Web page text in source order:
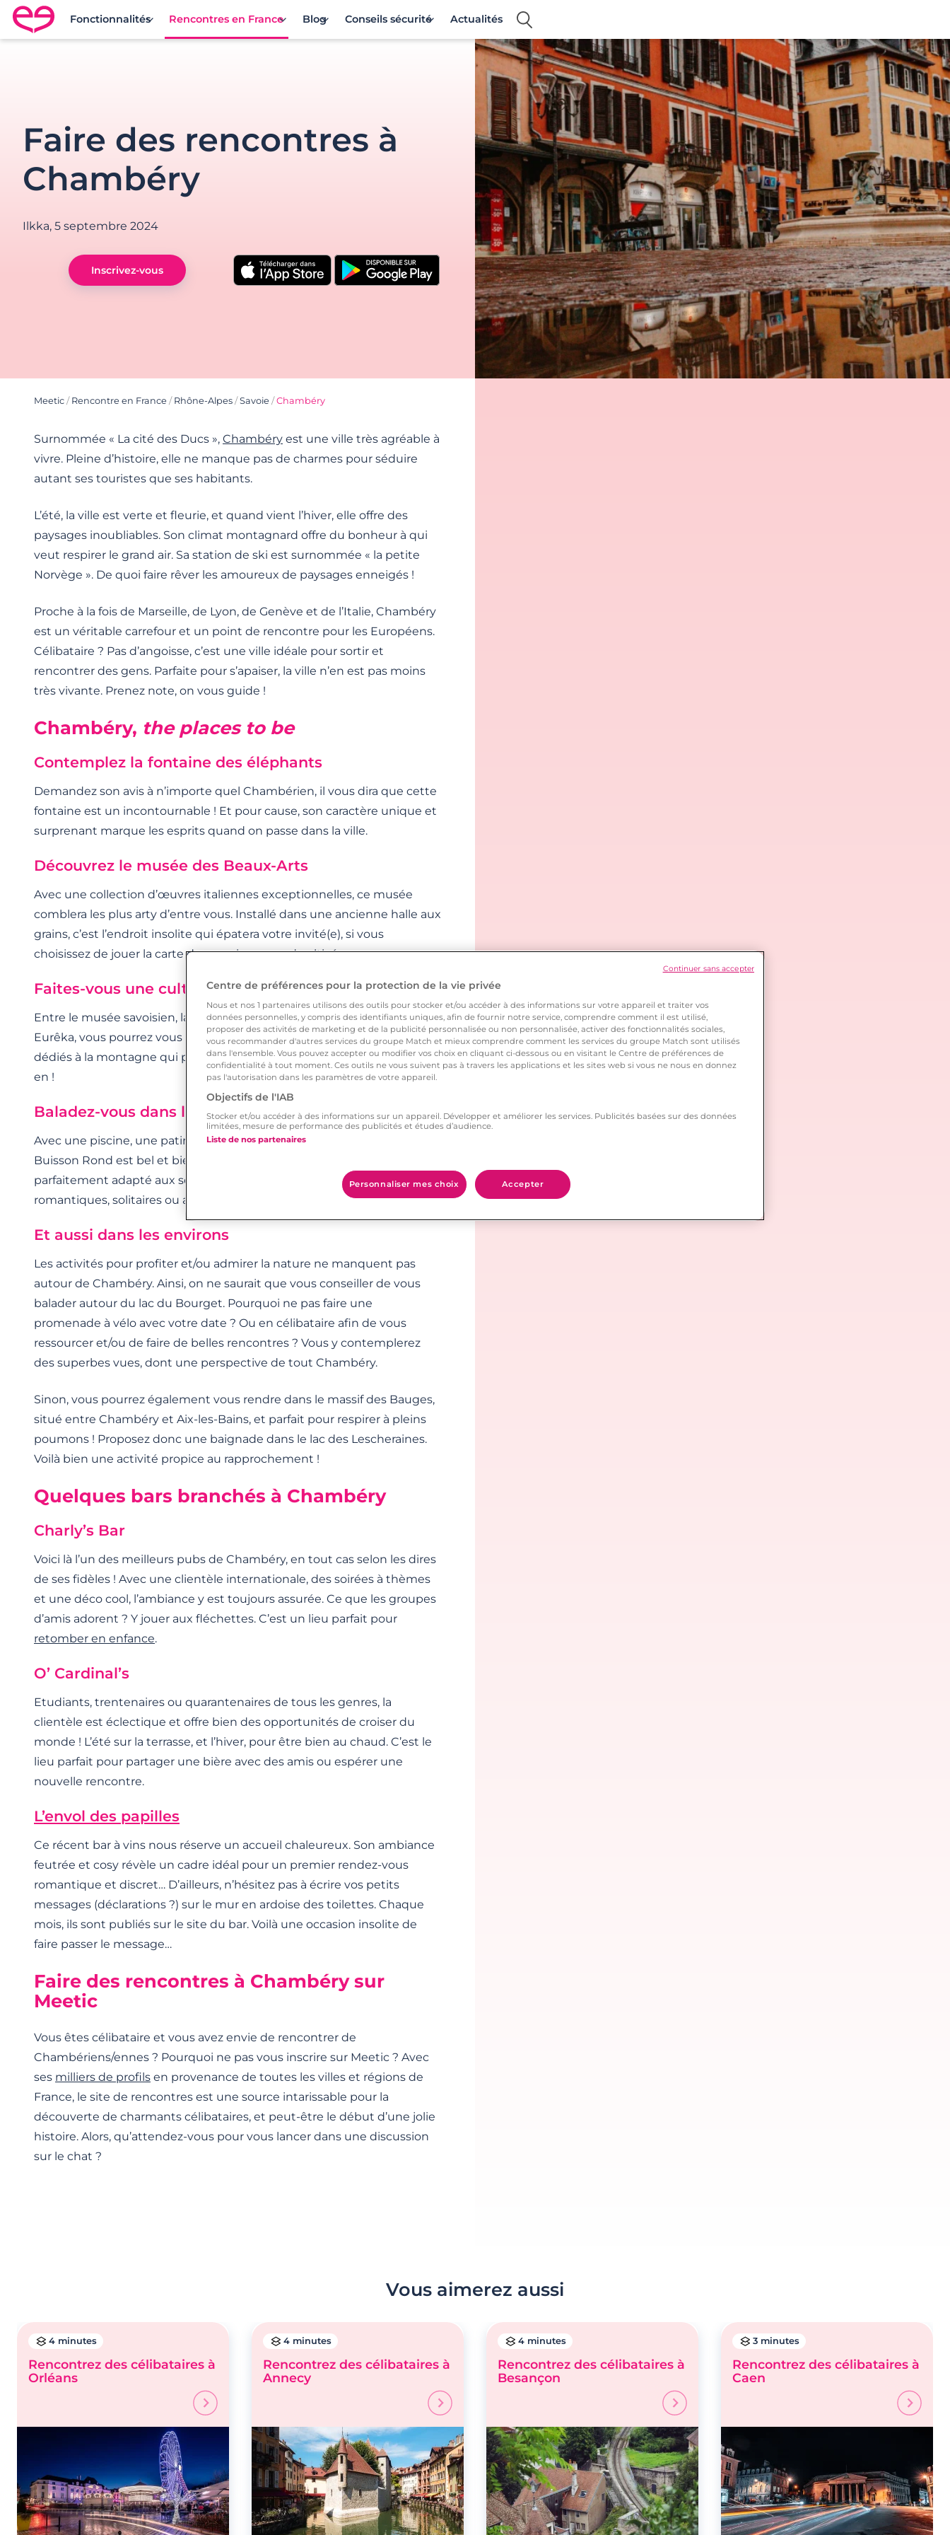
Rencontre en France avec Meetic
Fonctionnalités Rencontres en France Blog Conseils sécurité Actualités
Faire des rencontres à
Chambéry
Ilkka, 5 septembre 2024
Inscrivez-vous
Meetic / Rencontre en France / Rhône-Alpes /Savoie /Chambéry
Surnommée « La cité des Ducs », Chambéry est une ville très agréable à
vivre. Pleine d’histoire, elle ne manque pas de charmes pour séduire
autant ses touristes que ses habitants.
L’été, la ville est verte et fleurie, et quand vient l’hiver, elle offre des
paysages inoubliables. Son climat montagnard offre du bonheur à qui
veut respirer le grand air. Sa station de ski est surnommée « la petite
Norvège ». De quoi faire rêver les amoureux de paysages enneigés !
Proche à la fois de Marseille, de Lyon, de Genève et de l’Italie, Chambéry
est un véritable carrefour et un point de rencontre pour les Européens.
Célibataire ? Pas d’angoisse, c’est une ville idéale pour sortir et
rencontrer des gens. Parfaite pour s’apaiser, la ville n’en est pas moins
très vivante. Prenez note, on vous guide !
Chambéry, the places to be
Contemplez la fontaine des éléphants
Demandez son avis à n’importe quel Chambérien, il vous dira que cette
fontaine est un incontournable ! Et pour cause, son caractère unique et
surprenant marque les esprits quand on passe dans la ville.
Découvrez le musée des Beaux-Arts
Avec une collection d’œuvres italiennes exceptionnelles, ce musée
comblera les plus arty d’entre vous. Installé dans une ancienne halle aux
grains, c’est l’endroit insolite qui épatera votre invité(e), si vous
choisissez de jouer la carte dupremier rencard cultivé.
Faites-vous une culture 100% montagnarde
Entre le musée savoisien, la maison des parcs ou encore la galerie
Eurêka, vous pourrez vous instruire ou vous distraire dans les lieux
dédiés à la montagne qui peuplent la ville. Le ski y est roi, alors profitez-
en !
Baladez-vous dans les parcs
Avec une piscine, une patinoire, un château, des chevaux… le parc de
Buisson Rond est bel et bien l’incontournable. Familial, il est aussi
parfaitement adapté aux sorties dominicales, qu’elles soient
romantiques, solitaires ou amicales !
Et aussi dans les environs
Les activités pour profiter et/ou admirer la nature ne manquent pas
autour de Chambéry. Ainsi, on ne saurait que vous conseiller de vous
balader autour du lac du Bourget. Pourquoi ne pas faire une
promenade à vélo avec votre date ? Ou en célibataire afin de vous
ressourcer et/ou de faire de belles rencontres ? Vous y contemplerez
des superbes vues, dont une perspective de tout Chambéry.
Sinon, vous pourrez également vous rendre dans le massif des Bauges,
situé entre Chambéry et Aix-les-Bains, et parfait pour respirer à pleins
poumons ! Proposez donc une baignade dans le lac des Lescheraines.
Voilà bien une activité propice au rapprochement !
Quelques bars branchés à Chambéry
Charly’s Bar
Voici là l’un des meilleurs pubs de Chambéry, en tout cas selon les dires
de ses fidèles ! Avec une clientèle internationale, des soirées à thèmes
et une déco cool, l’ambiance y est toujours assurée. Ce que les groupes
d’amis adorent ? Y jouer aux fléchettes. C’est un lieu parfait pour
retomber en enfance.
O’ Cardinal’s
Etudiants, trentenaires ou quarantenaires de tous les genres, la
clientèle est éclectique et offre bien des opportunités de croiser du
monde ! L’été sur la terrasse, et l’hiver, pour être bien au chaud. C’est le
lieu parfait pour partager une bière avec des amis ou espérer une
nouvelle rencontre.
L’envol des papilles
Ce récent bar à vins nous réserve un accueil chaleureux. Son ambiance
feutrée et cosy révèle un cadre idéal pour un premier rendez-vous
romantique et discret… D’ailleurs, n’hésitez pas à écrire vos petits
messages (déclarations ?) sur le mur en ardoise des toilettes. Chaque
mois, ils sont publiés sur le site du bar. Voilà une occasion insolite de
faire passer le message…
Faire des rencontres à Chambéry sur
Meetic
Vous êtes célibataire et vous avez envie de rencontrer de
Chambériens/ennes ? Pourquoi ne pas vous inscrire sur Meetic ? Avec
ses milliers de profils en provenance de toutes les villes et régions de
France, le site de rencontres est une source intarissable pour la
découverte de charmants célibataires, et peut-être le début d’une jolie
histoire. Alors, qu’attendez-vous pour vous lancer dans une discussion
sur le chat ?
Vous aimerez aussi
4 minutes
Rencontrez des célibataires à
Orléans
4 minutes
Rencontrez des célibataires à
Annecy
4 minutes
Rencontrez des célibataires à
Besançon
3 minutes
Rencontrez des célibataires à
Caen
Centre de préférences pour la protection de la vie privée
Nous et nos 1 partenaires utilisons des outils pour stocker et/ou accéder à des informations sur votre appareil et traiter vos
données personnelles, y compris des identifiants uniques, afin de fournir notre service, comprendre comment il est utilisé,
proposer des activités de marketing et de la publicité personnalisée ou non personnalisée, activer des fonctionnalités sociales,
vous recommander d'autres services du groupe Match et mieux comprendre comment les services du groupe Match sont utilisés
dans l'ensemble. Vous pouvez accepter ou modifier vos choix en cliquant ci-dessous ou en visitant le Centre de préférences de
confidentialité à tout moment. Ces outils ne vous suivent pas à travers les applications et les sites web si vous ne nous en donnez
pas l'autorisation dans les paramètres de votre appareil.
Objectifs de l'IAB
Stocker et/ou accéder à des informations sur un appareil. Développer et améliorer les services. Publicités basées sur des données
limitées, mesure de performance des publicités et études d’audience.
Liste de nos partenaires
Personnaliser mes choix Accepter
Continuer sans accepter